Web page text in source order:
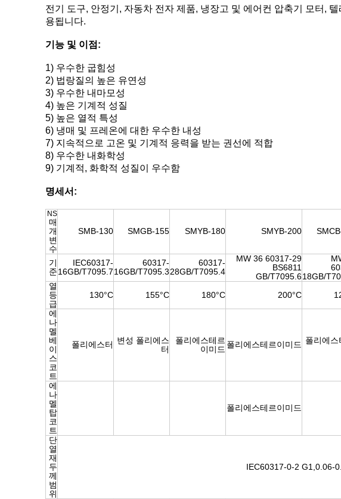
전기 도구, 안정기, 자동차 전자 제품, 냉장고 및 에어컨 압축기 모터,
용됩니다.
기능 및 이점:
1) 우수한 굽힘성
2) 법랑질의 높은 유연성
3) 우수한 내마모성
4) 높은 기계적 성질
5) 높은 열적 특성
6) 냉매 및 프레온에 대한 우수한 내성
7) 지속적으로 고온 및 기계적 응력을 받는 권선에 적합
8) 우수한 내화학성
9) 기계적, 화학적 성질이 우수함
명세서:
NS
매
개
변
수
SMB-130 SMGB-155 SMYB-180 SMYB-200
기
준
IEC60317-
16GB/T7095.7
60317-
16GB/T7095.3
60317-
28GB/T7095.4
MW 36 60317-29
BS6811
GB/T7095.618GB/
열
등
급
130°C 155°C 180°C 200°C
에
나
멜
베
이
스
코
트
폴리에스터 변성 폴리에스
터
폴리에스테르
이미드 폴리에스테르이미드 폴리에스
에
나
멜
탑
코
트
폴리에스테르이미드
단
열
재
두
께
범
위
IEC60317-0-2 G1,0.06-